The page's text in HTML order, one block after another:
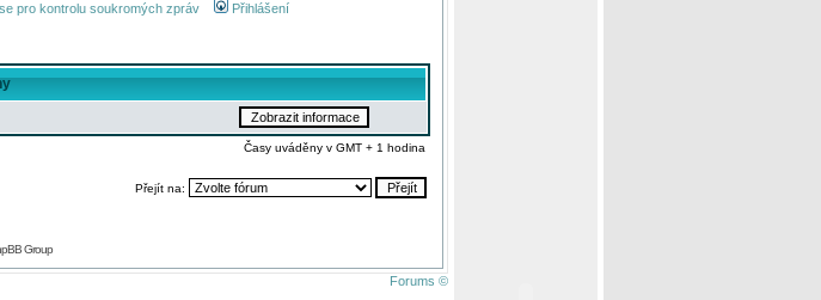
pro kontrolu soukromých zpráv Přihlášení
Časy uváděny v GMT + 1 hodina
Přejít na:
Group
Forums ©